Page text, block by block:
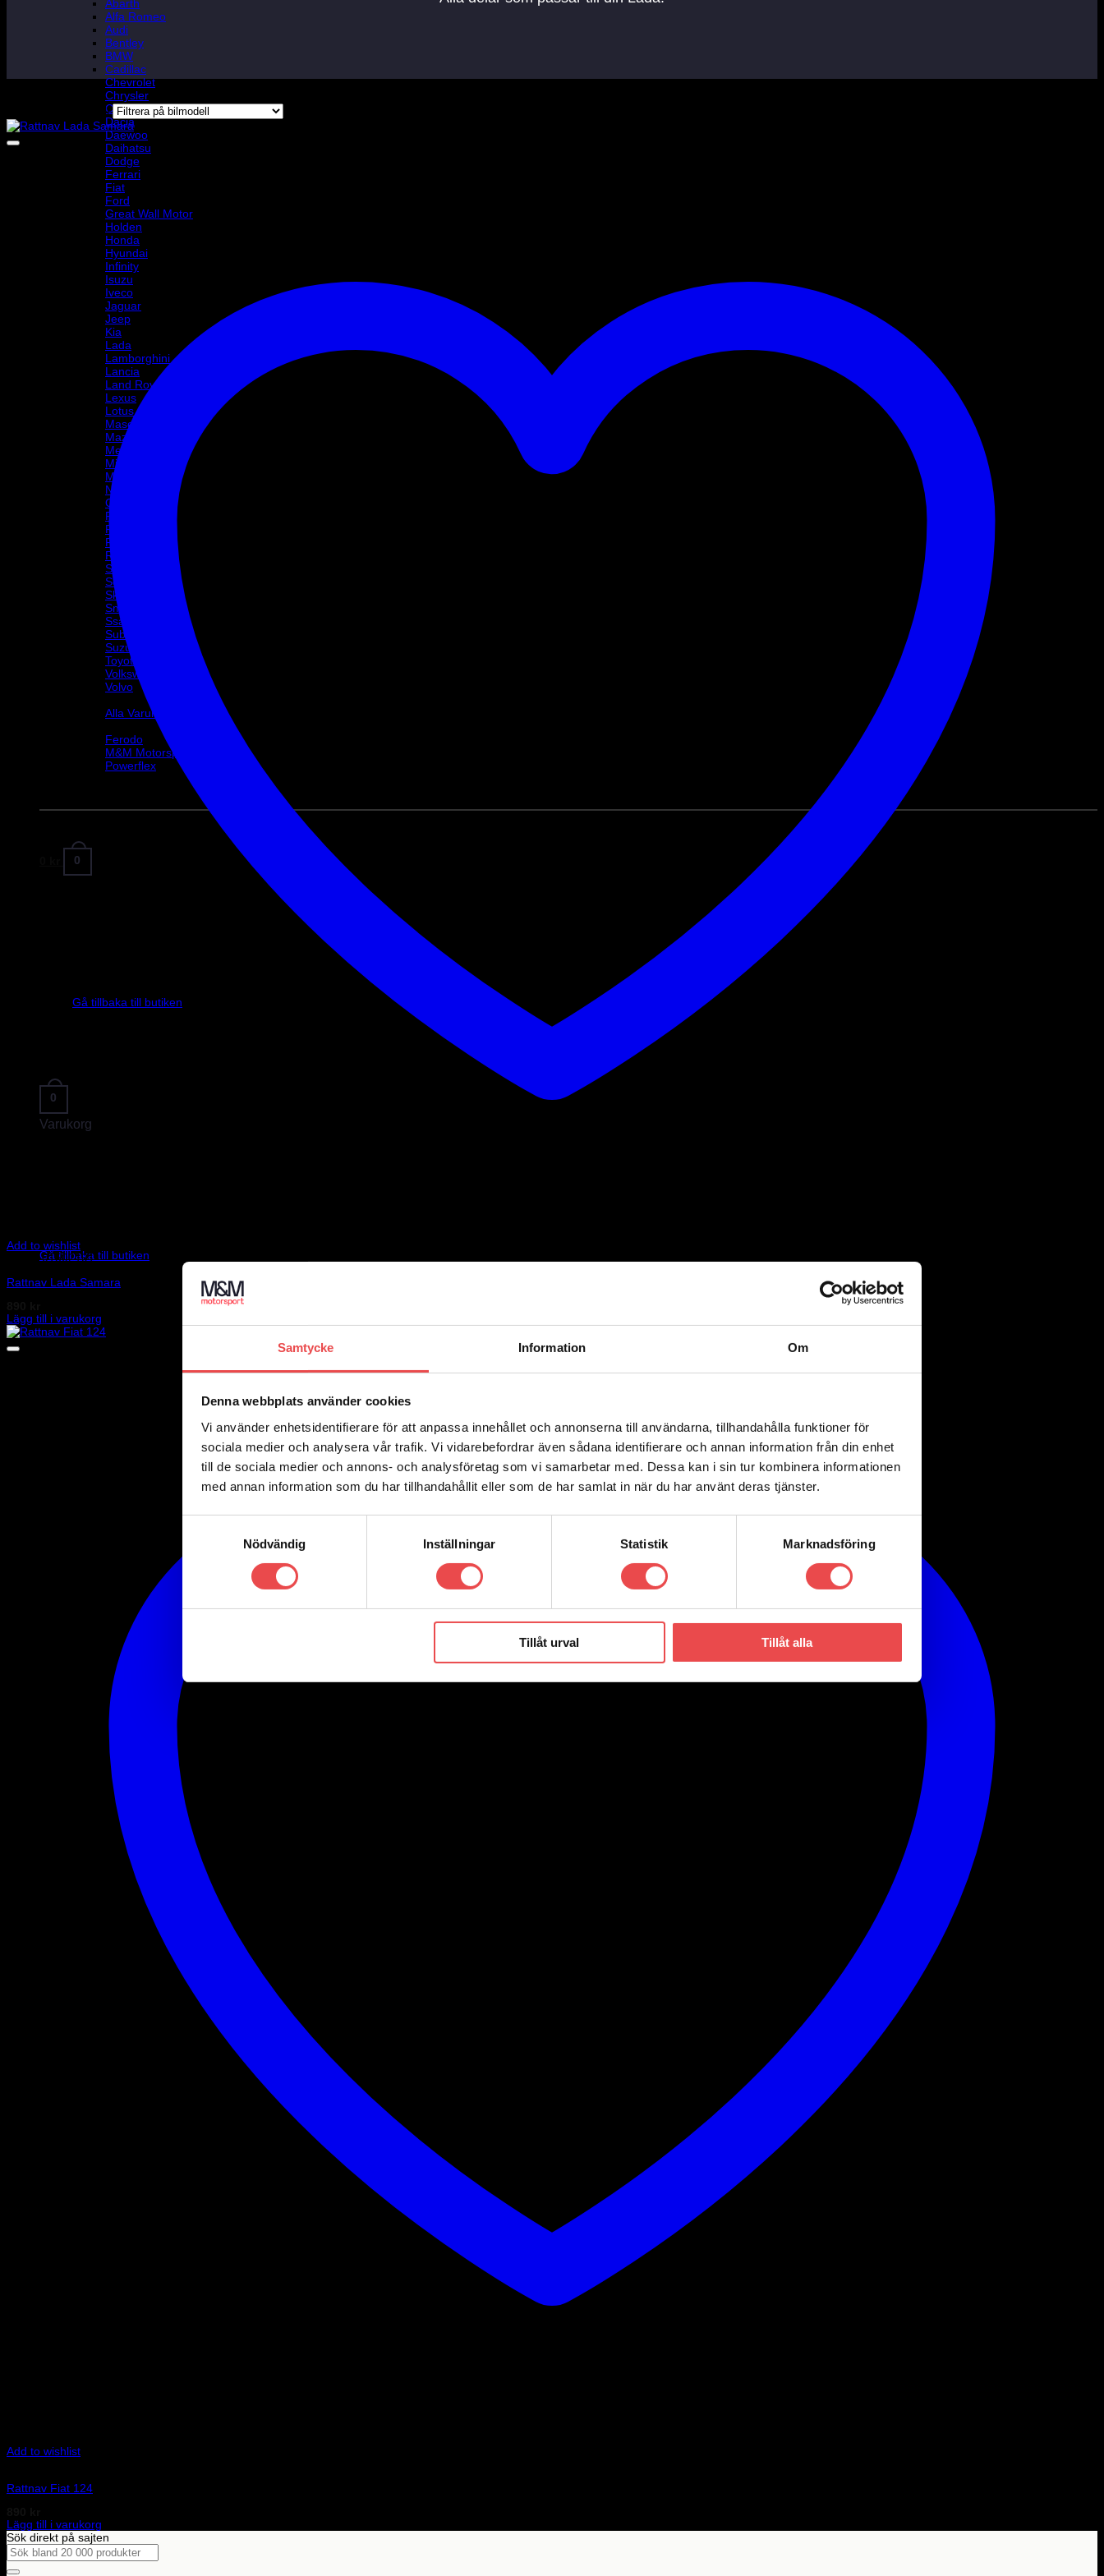
Samtycke Information Om
Denna webbplats använder cookies
Vi använder enhetsidentifierare för att anpassa innehållet och annonserna till användarna, tillhandahålla funktioner för
sociala medier och analysera vår trafik. Vi vidarebefordrar även sådana identifierare och annan information från din enhet
till de sociala medier och annons- och analysföretag som vi samarbetar med. Dessa kan i sin tur kombinera informationen
med annan information som du har tillhandahållit eller som de har samlat in när du har använt deras tjänster.
Nödvändig
Inställningar Statistik Marknadsföring
Tillåt urval Tillåt alla
Abarth
Alfa Romeo
Audi
Bentley
BMW
Cadillac
Chevrolet
Chrysler
Citroen
Dacia
Daewoo
Daihatsu
Dodge
Ferrari
Fiat
Ford
Great Wall Motor
Holden
Honda
Hyundai
Infinity
Isuzu
Iveco
Jaguar
Jeep
Kia
Lada
Lamborghini
Lancia
Land Rover
Lexus
Lotus
Maserati
Mazda
Mercedes
Mini
Mitsubishi
Nissan
Opel
Peugeot
Porsche
Renault
Rover
Saab
Seat
Skoda
Smart
Ssangyong
Subaru
Suzuki
Toyota
Volkswagen
Volvo
Alla Varumärke ›
Helix Autosport
Ferodo
M&M Motorsport
Powerflex
0
Inga produkter i varukorgen.
Gå tillbaka till butiken
0
Varukorg
Gå tillbaka till butiken
Filtrera på bilmodell
Add to wishlist
Art.nr: 01502191
Rattnav Lada Samara
Lägg till i varukorg
Add to wishlist
Rattnav Fiat 124
Lägg till i varukorg
Sök direkt på sajten
Sök
efter: